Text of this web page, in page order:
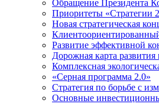
Обращение Президента
Приоритеты «Стратегии
Новая стратегическая
Развитие эффективной
Дорожная карта
Комплексная
«Серная программа 2.0»
Стратегия по борьбе с
Основные